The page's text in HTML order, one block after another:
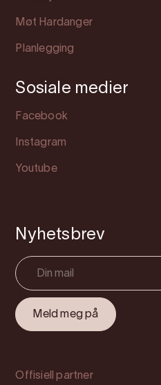
Møt Hardanger
Planlegging
Sosiale medier
Facebook
Instagram
Youtube
Nyhetsbrev
Offisiell partner